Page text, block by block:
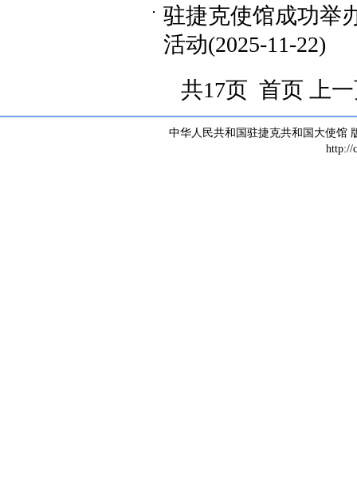
驻捷克使馆成功举
活动(2025-11-22)
共17页 首页 上
中华人民共和国驻捷克共和国大使馆
http://